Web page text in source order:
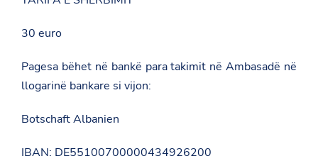
30 euro
Pagesa bëhet në bankë para takimit në Ambasadë në
llogarinë bankare si vijon:
Botschaft Albanien
IBAN: DE55100700000434926200